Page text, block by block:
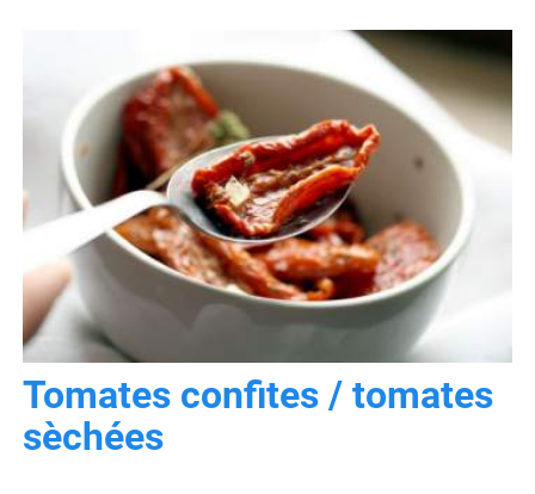
Tomates confites / tomates
sèchées